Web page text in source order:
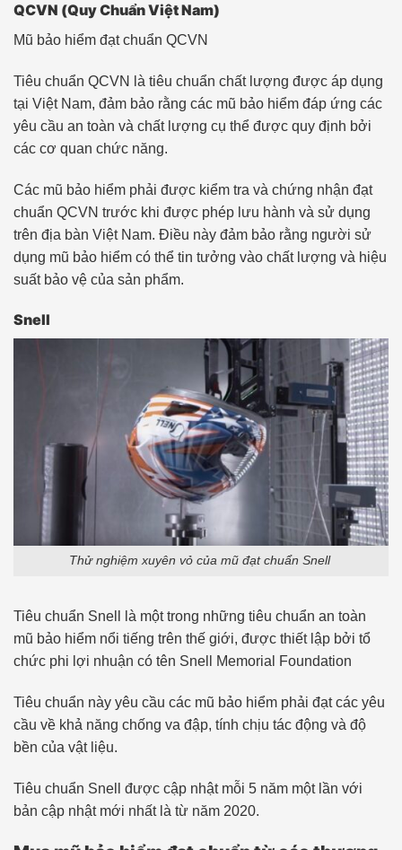
QCVN (Quy Chuẩn Việt Nam)
Mũ bảo hiểm đạt chuẩn QCVN
Tiêu chuẩn QCVN là tiêu chuẩn chất lượng được áp dụng
tại Việt Nam, đảm bảo rằng các mũ bảo hiểm đáp ứng các
yêu cầu an toàn và chất lượng cụ thể được quy định bởi
các cơ quan chức năng.
Các mũ bảo hiểm phải được kiểm tra và chứng nhận đạt
chuẩn QCVN trước khi được phép lưu hành và sử dụng
trên địa bàn Việt Nam. Điều này đảm bảo rằng người sử
dụng mũ bảo hiểm có thể tin tưởng vào chất lượng và hiệu
suất bảo vệ của sản phẩm.
Snell
Thử nghiệm xuyên vỏ của mũ đạt chuẩn Snell
Tiêu chuẩn Snell là một trong những tiêu chuẩn an toàn
mũ bảo hiểm nổi tiếng trên thế giới, được thiết lập bởi tổ
chức phi lợi nhuận có tên Snell Memorial Foundation
Tiêu chuẩn này yêu cầu các mũ bảo hiểm phải đạt các yêu
cầu về khả năng chống va đập, tính chịu tác động và độ
bền của vật liệu.
Tiêu chuẩn Snell được cập nhật mỗi 5 năm một lần với
bản cập nhật mới nhất là từ năm 2020.